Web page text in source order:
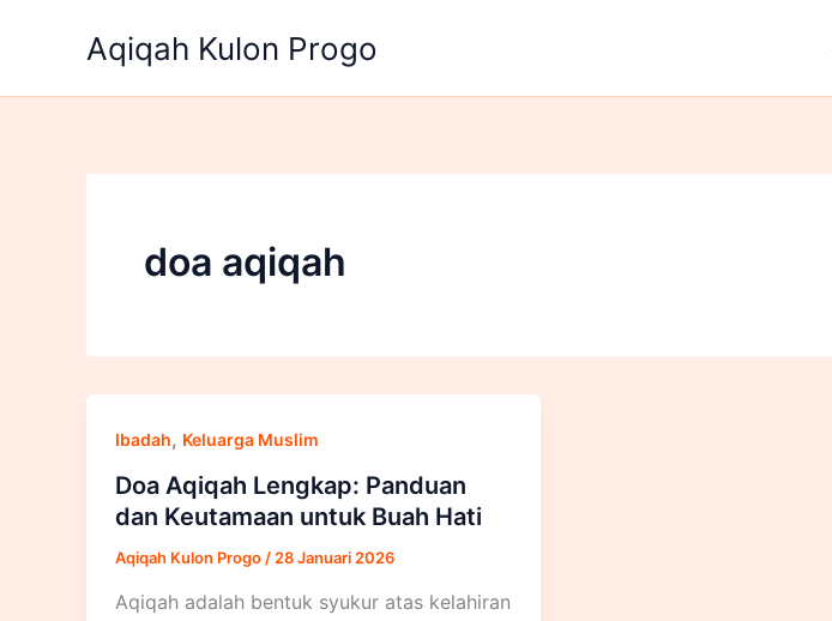
Aqiqah Kulon Progo
doa aqiqah
Ibadah, Keluarga Muslim
Doa Aqiqah Lengkap: Panduan
dan Keutamaan untuk Buah Hati
Aqiqah Kulon Progo / 28 Januari 2026
Aqiqah adalah bentuk syukur atas kelahiran